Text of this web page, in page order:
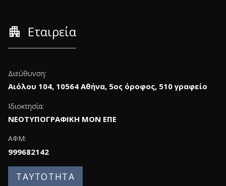
apartment Εταιρεία
Διεύθυνση:
Αιόλου 104, 10564 Αθήνα, 5ος όροφος, 510 γραφείο
Ιδιοκτησία:
ΝΕΟΤΥΠΟΓΡΑΦΙΚΗ ΜΟΝ ΕΠΕ
ΑΦΜ:
999682142
ΤΑΥΤΟΤΗΤΑ